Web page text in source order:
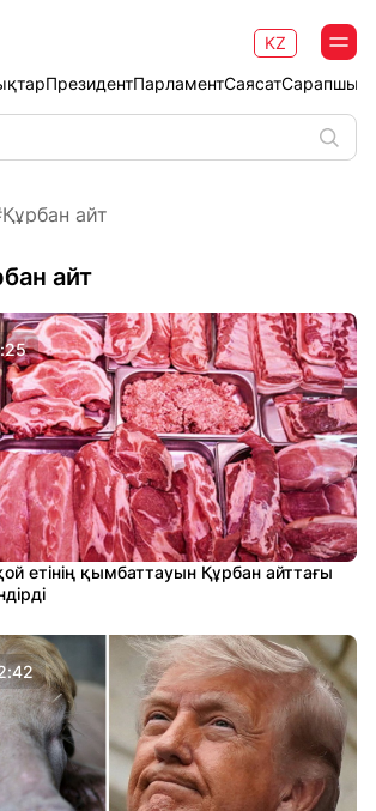
ПрезидентПарламентСаясат
KZ
айт
айт
етінің қымбаттауын Құрбан айттағы